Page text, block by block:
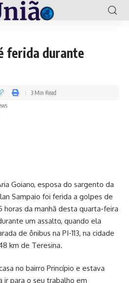
ferida durante
3 Min Read
Goiano, esposa do sargento da
Sampaio foi ferida a golpes de
horas da manhã desta quarta-feira
um assalto, quando ela
de ônibus na PI-113, na cidade
km de Teresina.
no bairro Princípio e estava
ir para o seu trabalho em